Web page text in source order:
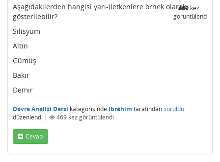
469 kez
görüntülendi
Aşağıdakilerden hangisi yarı-iletkenlere örnek olarak
gösterilebilir?
Silisyum
Altın
Gümüş
Bakır
Demir
Devre Analizi Dersi kategorisinde ibrahim tarafındansoruldu
düzenlendi | 469 kez görüntülendi
Cevap